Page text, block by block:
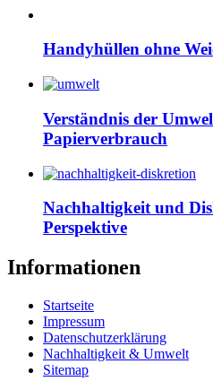
Handyhüllen ohne
Verständnis der
Papierverbrauch
Nachhaltigkeit und
Perspektive
Informationen
Startseite
Impressum
Datenschutzerklärung
Nachhaltigkeit & Umwelt
Sitemap